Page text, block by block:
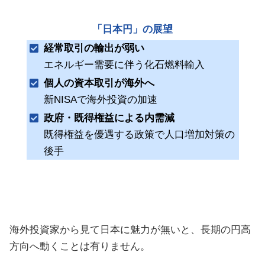
「日本円」の展望
経常取引の輸出が弱い
エネルギー需要に伴う化石燃料輸入
個人の資本取引が海外へ
新NISAで海外投資の加速
政府・既得権益による内需減
既得権益を優遇する政策で人口増加対策の
後手
海外投資家から見て日本に魅力が無いと、長期の円高
方向へ動くことは有りません。